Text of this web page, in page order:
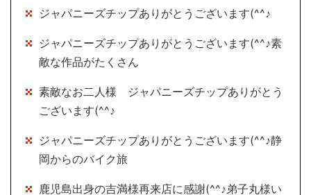
ジャパニーズチップありがとうございます(^^♪
ジャパニーズチップありがとうございます(^^♪素
敵な作品がたくさん
素敵なお二人様 ジャパニーズチップありがとう
ございます(^^♪
ジャパニーズチップありがとうございます(^^♪静
岡からのバイク旅
鹿児島出身の吉満様再来店に感謝(^^♪弟子丸様い